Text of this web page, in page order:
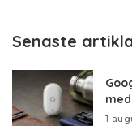
Senaste
1